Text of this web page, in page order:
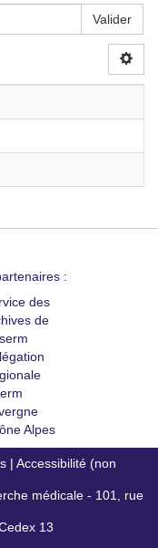
Valider
:
des
de
Alpes
| Accessibilité (non
médicale - 101, rue
13